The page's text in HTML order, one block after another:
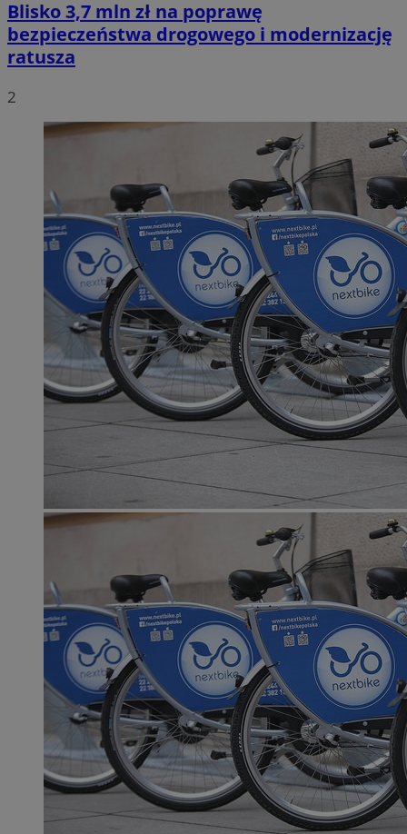
Blisko 3,7 mln zł na poprawę
bezpieczeństwa drogowego i modernizację
ratusza
2